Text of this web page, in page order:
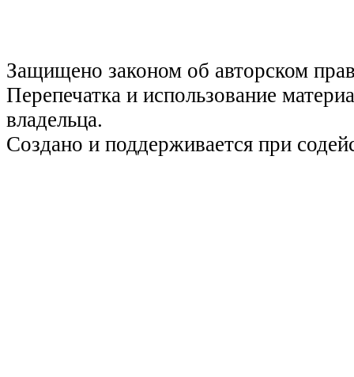
Защищено законом об авторском
Перепечатка и использование
владельца.
Создано и поддерживается при